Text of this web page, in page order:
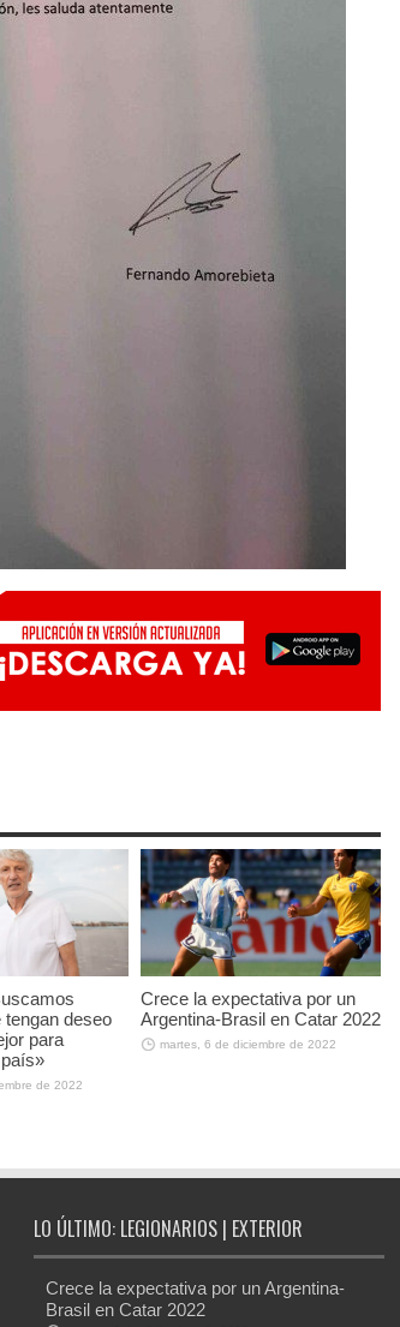
deseo
para
de 2022
Crece la expectativa por un
Argentina-Brasil en Catar 2022
martes, 6 de diciembre de 2022
LO ÚLTIMO: LEGIONARIOS | EXTERIOR
Crece la expectativa por un Argentina-
Brasil en Catar 2022